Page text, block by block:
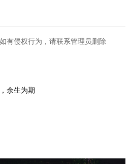
有侵权行为，请联系管理员删除
余生为期